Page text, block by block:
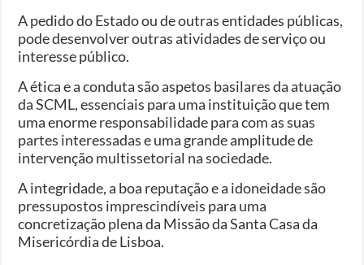
A pedido do Estado ou de outras entidades públicas,
pode desenvolver outras atividades de serviço ou
interesse público.
A ética e a conduta são aspetos basilares da atuação
da SCML, essenciais para uma instituição que tem
uma enorme responsabilidade para com as suas
partes interessadas e uma grande amplitude de
intervenção multissetorial na sociedade.
A integridade, a boa reputação e a idoneidade são
pressupostos imprescindíveis para uma
concretização plena da Missão da Santa Casa da
Misericórdia de Lisboa.